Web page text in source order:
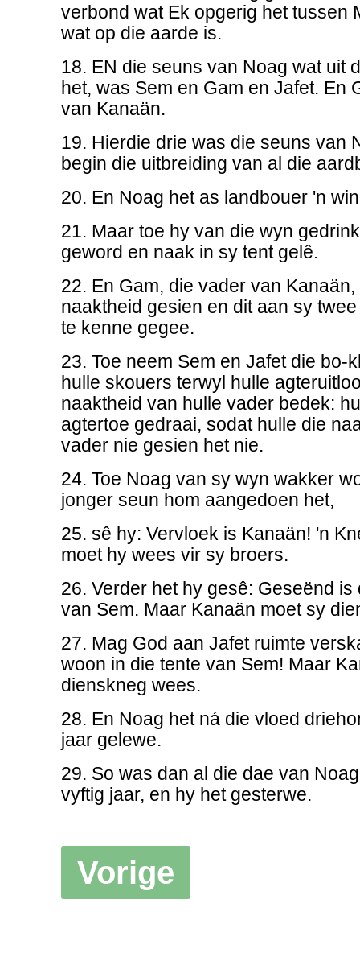
verbond wat Ek opgerig het tussen
wat op die aarde is.
18. EN die seuns van Noag wat uit
het, was Sem en Gam en Jafet. En
van Kanaän.
19. Hierdie drie was die seuns van
begin die uitbreiding van al die
20. En Noag het as landbouer 'n
21. Maar toe hy van die wyn
geword en naak in sy tent gelê.
22. En Gam, die vader van
naaktheid gesien en dit aan sy
te kenne gegee.
23. Toe neem Sem en Jafet die bo-
hulle skouers terwyl hulle
naaktheid van hulle vader bedek:
agtertoe gedraai, sodat hulle die
vader nie gesien het nie.
24. Toe Noag van sy wyn wakker
jonger seun hom aangedoen het,
25. sê hy: Vervloek is Kanaän! 'n
moet hy wees vir sy broers.
26. Verder het hy gesê: Geseënd is
van Sem. Maar Kanaän moet sy
27. Mag God aan Jafet ruimte
woon in die tente van Sem! Maar
dienskneg wees.
28. En Noag het ná die vloed
jaar gelewe.
29. So was dan al die dae van
vyftig jaar, en hy het gesterwe.
Vorige